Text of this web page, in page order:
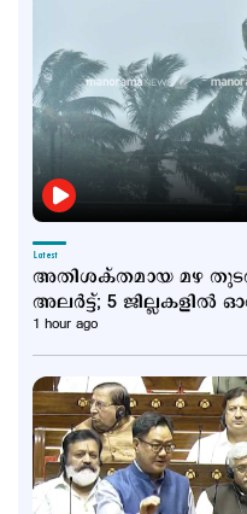
Latest
അതിശക്തമായ മഴ
അലര്‍ട്ട്; 5 ജില്ലകളില്‍
1 hour ago